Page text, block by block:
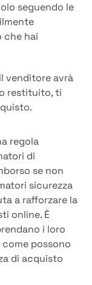
seguendo le
che hai
venditore avrà
restituito, ti
regola
di
se non
sicurezza
a rafforzare la
online. È
i loro
possono
di acquisto